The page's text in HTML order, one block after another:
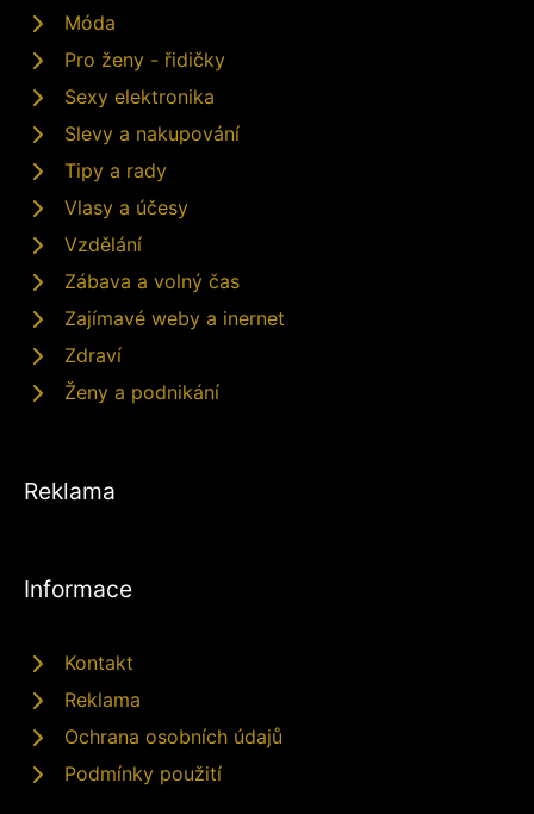
Móda
Pro ženy - řidičky
Sexy elektronika
Slevy a nakupování
Tipy a rady
Vlasy a účesy
Vzdělání
Zábava a volný čas
Zajímavé weby a inernet
Zdraví
Ženy a podnikání
Reklama
Informace
Kontakt
Reklama
Ochrana osobních údajů
Podmínky použití